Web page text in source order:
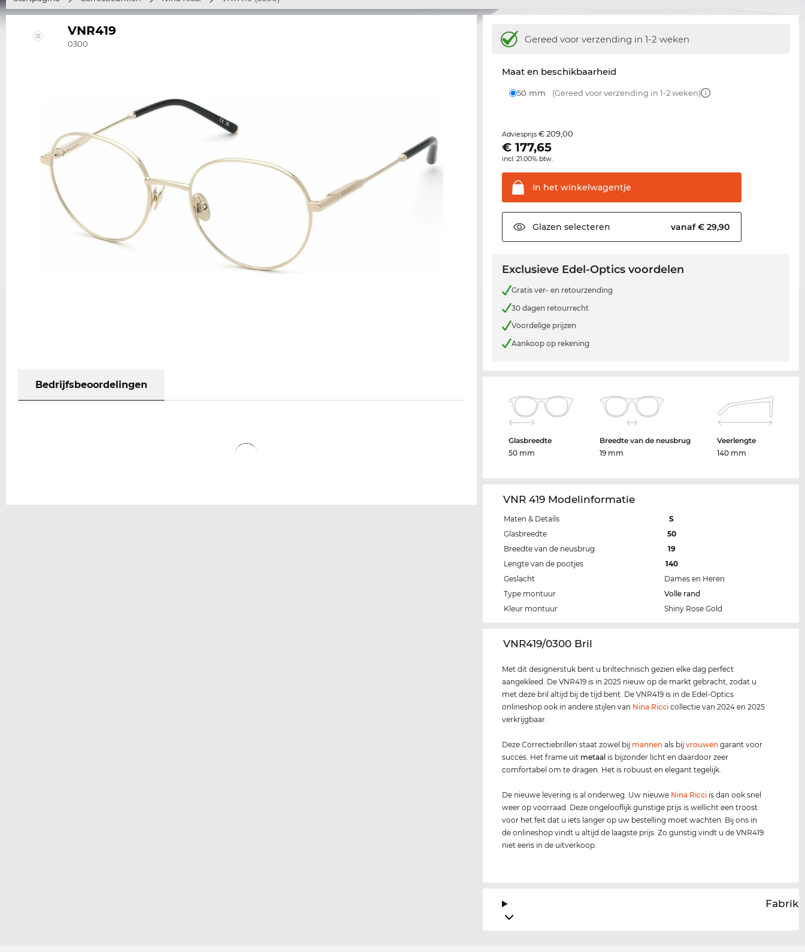
VNR419
0300
Bedrijfsbeoordelingen
Gereed voor verzending in 1-2 weken
Maat en beschikbaarheid
50 mm (Gereed voor verzending in 1-2 weken)
Adviesprijs€ 209,00
€177,65
incl. 21.00% btw.
In het winkelwagentje
Glazen selecteren vanaf € 29,90
Exclusieve Edel-Optics voordelen
Gratis ver- en retourzending
30 dagen retourrecht
Voordelige prijzen
Aankoop op rekening
Glasbreedte
50 mm
Breedte van de neusbrug
19 mm
Veerlengte
140 mm
VNR 419 Modelinformatie
Maten & Details
S
Glasbreedte
50
Breedte van de neusbrug
19
Lengte van de pootjes
140
Geslacht
Dames en Heren
Type montuur
Volle rand
Kleur montuur
Shiny Rose Gold
‌VNR419/0300 Bril
Met dit designerstuk bent u briltechnisch gezien elke dag perfect
aangekleed. De VNR419 is in 2025 nieuw op de markt gebracht, zodat u
met deze bril altijd bij de tijd bent. De VNR419 is in de Edel-Optics
onlineshop ook in andere stijlen van Nina Ricci collectie van 2024 en 2025
verkrijgbaar.
Deze Correctiebrillen staat zowel bij mannen als bijvrouwen garant voor
succes. Het frame uit metaal is bijzonder licht en daardoor zeer
comfortabel om te dragen. Het is robuust en elegant tegelijk.
De nieuwe levering is al onderweg. Uw nieuwe Nina Ricci is dan ook snel
weer op voorraad. Deze ongelooflijk gunstige prijs is wellicht een troost
voor het feit dat u iets langer op uw bestelling moet wachten. Bij ons in
de onlineshop vindt u altijd de laagste prijs. Zo gunstig vindt u de VNR419
niet eens in de uitverkoop.